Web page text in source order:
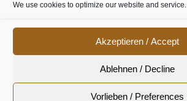
We use cookies to optimize our website and service.
Akzeptieren / Accept
Ablehnen / Decline
Vorlieben / Preferences